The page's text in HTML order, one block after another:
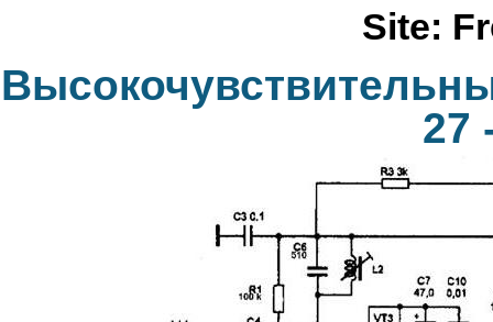
Site:
27